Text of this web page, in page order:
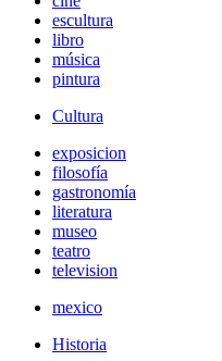
escultura
libro
música
pintura
Cultura
exposicion
filosofía
gastronomía
literatura
museo
teatro
television
mexico
Historia